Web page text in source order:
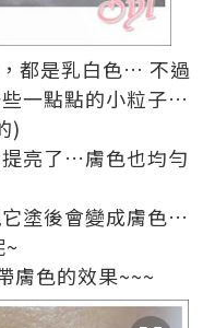
都是乳白色… 不過
一點點的小粒子…
)
亮了…膚色也均勻
塗後會變成膚色…
~
膚色的效果~~~